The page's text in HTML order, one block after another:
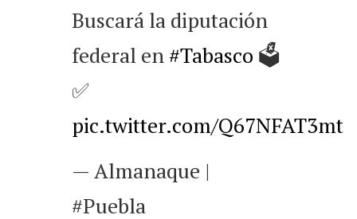
Buscará la diputación
federal en #Tabasco 🗳️
✅
pic.twitter.com/Q67NFAT3mt
— Almanaque |
#Puebla